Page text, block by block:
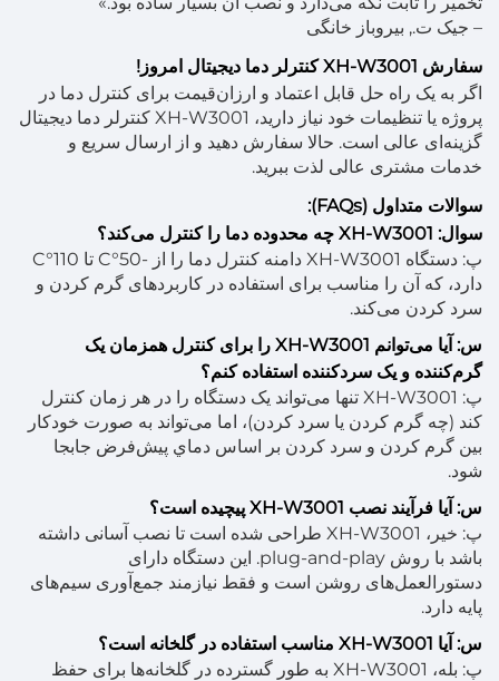
– جیک ت., بیروباز خانگی
سفارش XH-W3001 کنترلر دما دیجیتال امروز!
اگر به یک راه حل قابل اعتماد و ارزان‌قیمت برای کنترل دما در
پروژه یا تنظیمات خود نیاز دارید، XH-W3001 کنترلر دما دیجیتال
گزینه‌ای عالی است. حالا سفارش دهید و از ارسال سریع و
خدمات مشتری عالی لذت ببرید.
سوالات متداول (FAQs):
سوال: XH-W3001 چه محدوده دما را کنترل می‌کند؟
پ: دستگاه XH-W3001 دامنه کنترل دما را از -50°C تا 110°C
دارد، که آن را مناسب برای استفاده در کاربردهای گرم کردن و
سرد کردن می‌کند.
س: آیا می‌توانم XH-W3001 را برای کنترل همزمان یک
گرم‌کننده و یک سردکننده استفاده کنم؟
پ: XH-W3001 تنها می‌تواند یک دستگاه را در هر زمان کنترل
کند (چه گرم کردن یا سرد کردن)، اما می‌تواند به صورت خودکار
بین گرم کردن و سرد کردن بر اساس دماي پیش‌فرض جابجا
شود.
س: آیا فرآیند نصب XH-W3001 پیچیده است؟
پ: خیر، XH-W3001 طراحی شده است تا نصب آسانی داشته
باشد با روش plug-and-play. این دستگاه دارای
دستورالعمل‌های روشن است و فقط نیازمند جمع‌آوری سیم‌های
پایه دارد.
س: آیا XH-W3001 مناسب استفاده در گلخانه است؟
پ: بله، XH-W3001 به طور گسترده در گلخانه‌ها برای حفظ